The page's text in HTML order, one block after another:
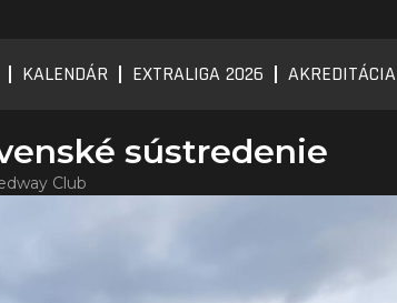
KALENDÁR EXTRALIGA 2026 AKREDITÁCIA
sústredenie
Club